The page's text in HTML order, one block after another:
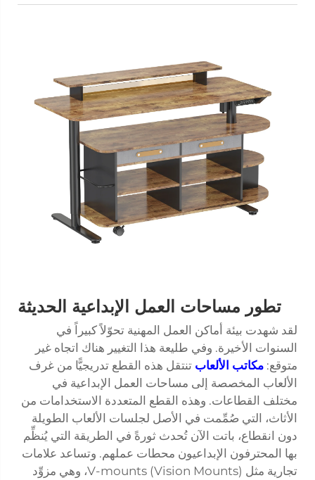
تطور مساحات العمل الإبداعية الحديثة
لقد شهدت بيئة أماكن العمل المهنية تحوّلاً كبيراً في
السنوات الأخيرة. وفي طليعة هذا التغيير هناك اتجاه غير
متوقع: مكاتب الألعاب تنتقل هذه القطع تدريجيًّا من غرف
الألعاب المخصصة إلى مساحات العمل الإبداعية في
مختلف القطاعات. وهذه القطع المتعددة الاستخدامات من
الأثاث، التي صُمِّمت في الأصل لجلسات الألعاب الطويلة
دون انقطاع، باتت الآن تُحدث ثورةً في الطريقة التي يُنظِّم
بها المحترفون الإبداعيون محطات عملهم. وتساعد علامات
تجارية مثل V-mounts (Vision Mounts)، وهي مزوِّد